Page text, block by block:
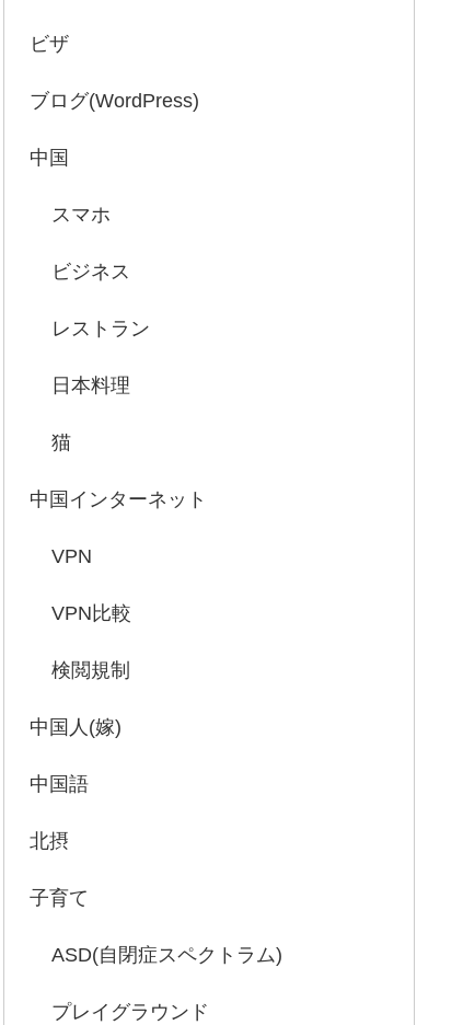
ビザ
ブログ(WordPress)
中国
スマホ
ビジネス
レストラン
日本料理
猫
中国インターネット
VPN
VPN比較
検閲規制
中国人(嫁)
中国語
北摂
子育て
ASD(自閉症スペクトラム)
プレイグラウンド